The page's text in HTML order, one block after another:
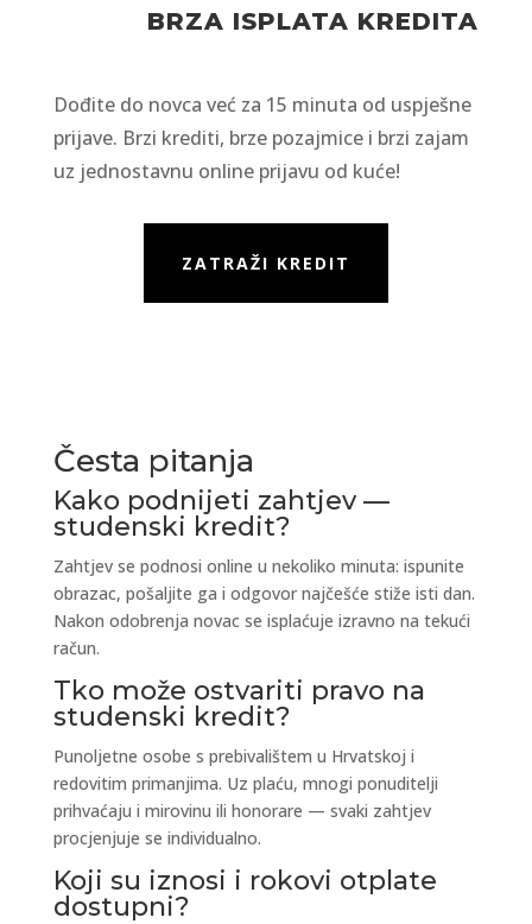
BRZA ISPLATA KREDITA
Dođite do novca već za 15 minuta od uspješne
prijave. Brzi krediti, brze pozajmice i brzi zajam
uz jednostavnu online prijavu od kuće!
ZATRAŽI KREDIT
Česta pitanja
Kako podnijeti zahtjev —
studenski kredit?
Zahtjev se podnosi online u nekoliko minuta: ispunite
obrazac, pošaljite ga i odgovor najčešće stiže isti dan.
Nakon odobrenja novac se isplaćuje izravno na tekući
račun.
Tko može ostvariti pravo na
studenski kredit?
Punoljetne osobe s prebivalištem u Hrvatskoj i
redovitim primanjima. Uz plaću, mnogi ponuditelji
prihvaćaju i mirovinu ili honorare — svaki zahtjev
procjenjuje se individualno.
Koji su iznosi i rokovi otplate
dostupni?